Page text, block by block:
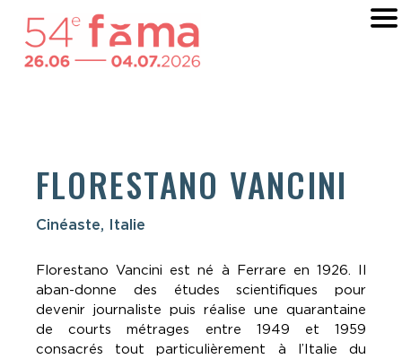
FLORESTANO VANCINI
Cinéaste, Italie
Florestano Vancini est né à Ferrare en 1926. Il
aban-donne des études scientifiques pour
devenir journaliste puis réalise une quarantaine
de courts métrages entre 1949 et 1959
consacrés tout particulièrement à l’Italie du